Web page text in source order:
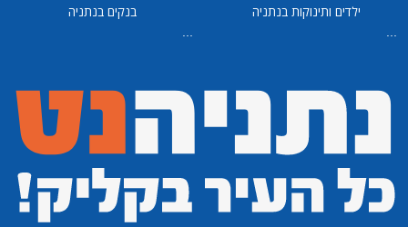
ילדים ותינוקות בנתניה
...
בנקים בנתניה
...